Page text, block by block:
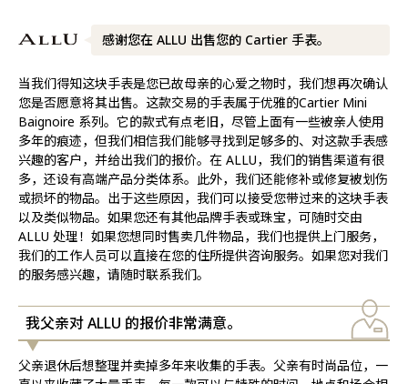
感谢您在 ALLU 出售您的 Cartier 手表。
当我们得知这块手表是您已故母亲的心爱之物时，我们想再次确认
您是否愿意将其出售。这款交易的手表属于优雅的Cartier Mini
Baignoire 系列。它的款式有点老旧，尽管上面有一些被亲人使用
多年的痕迹，但我们相信我们能够寻找到足够多的、对这款手表感
兴趣的客户，并给出我们的报价。在 ALLU，我们的销售渠道有很
多，还设有高端产品分类体系。此外，我们还能修补或修复被划伤
或损坏的物品。出于这些原因，我们可以接受您带过来的这块手表
以及类似物品。如果您还有其他品牌手表或珠宝，可随时交由
ALLU 处理！如果您想同时售卖几件物品，我们也提供上门服务，
我们的工作人员可以直接在您的住所提供咨询服务。如果您对我们
的服务感兴趣，请随时联系我们。
我父亲对 ALLU 的报价非常满意。
父亲退休后想整理并卖掉多年来收集的手表。父亲有时尚品位，一